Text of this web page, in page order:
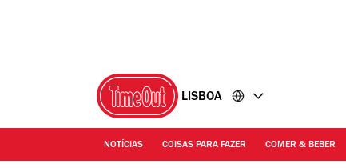
LISBOA
NOTÍCIAS COISAS PARA FAZER COMER & BEBER